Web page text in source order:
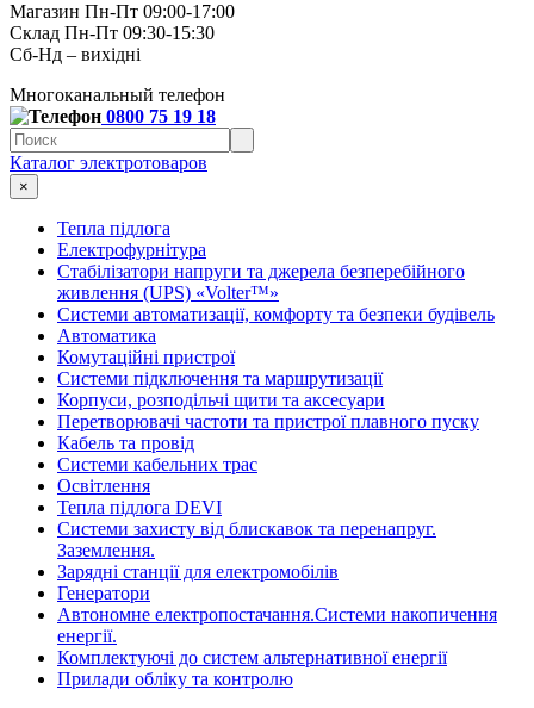
Магазин Пн-Пт 09:00-17:00
Склад Пн-Пт 09:30-15:30
Сб-Нд – вихідні
Многоканальный телефон
0800 75 19 18
Каталог электротоваров
×
Тепла підлога
Електрофурнітура
Cтабілізатори напруги та джерела безперебійного
живлення (UPS) «Volter™»
Системи автоматизації, комфорту та безпеки будівель
Автоматика
Комутаційні пристрої
Системи підключення та маршрутизації
Корпуси, розподільчі щити та аксесуари
Перетворювачі частоти та пристрої плавного пуску
Кабель та провід
Системи кабельних трас
Освітлення
Тепла підлога DEVI
Системи захисту від блискавок та перенапруг.
Заземлення.
Зарядні станції для електромобілів
Генератори
Автономне електропостачання.Системи накопичення
енергії.
Комплектуючі до систем альтернативної енергії
Прилади обліку та контролю